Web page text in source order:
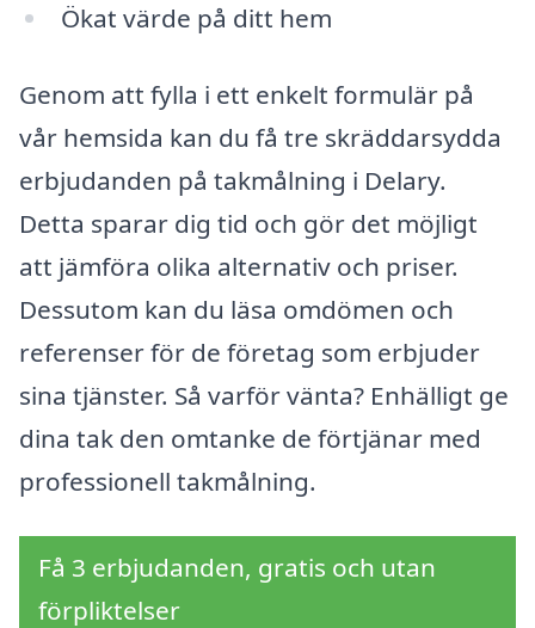
Ökat värde på ditt hem
Genom att fylla i ett enkelt formulär på
vår hemsida kan du få tre skräddarsydda
erbjudanden på takmålning i Delary.
Detta sparar dig tid och gör det möjligt
att jämföra olika alternativ och priser.
Dessutom kan du läsa omdömen och
referenser för de företag som erbjuder
sina tjänster. Så varför vänta? Enhälligt ge
dina tak den omtanke de förtjänar med
professionell takmålning.
Få 3 erbjudanden, gratis och utan
förpliktelser